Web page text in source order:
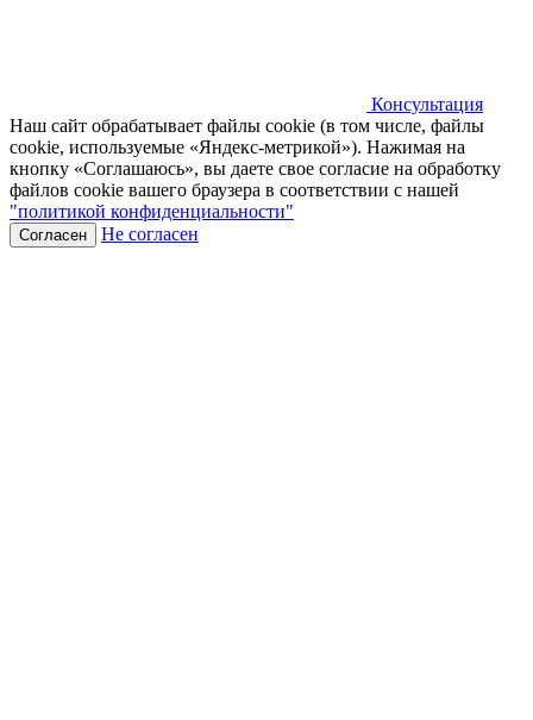
Консультация
Наш сайт обрабатывает файлы cookie (в том числе, файлы
cookie, используемые «Яндекс-метрикой»). Нажимая на
кнопку «Соглашаюсь», вы даете свое согласие на обработку
файлов cookie вашего браузера в соответствии с нашей
"политикой конфиденциальности"
Согласен Не согласен